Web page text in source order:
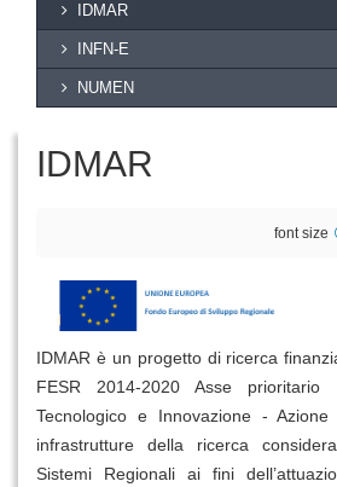
IDMAR
INFN-E
NUMEN
IDMAR
font size
IDMAR è un progetto di ricerca
FESR 2014-2020 Asse prioritario
Tecnologico e Innovazione -
infrastrutture della ricerca
Sistemi Regionali ai fini